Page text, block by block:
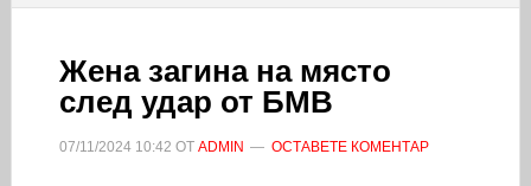
Жена загина на място
след удар от БМВ
07/11/2024 10:42 ОТ ADMIN ОСТАВЕТЕ КОМЕНТАР